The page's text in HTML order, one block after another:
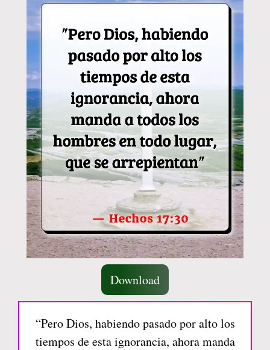
Download
“Pero Dios, habiendo pasado por alto los
tiempos de esta ignorancia, ahora manda